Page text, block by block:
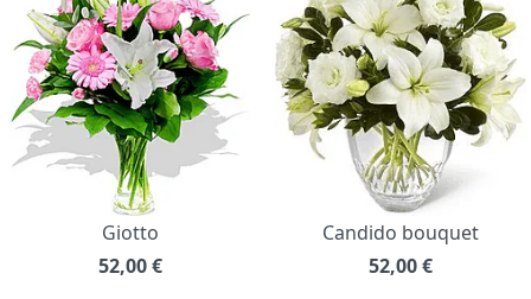
Giotto
52,00€
Candido bouquet
52,00€